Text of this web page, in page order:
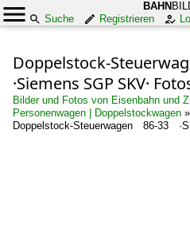
BAHN
Suche
Registrieren
Doppelstock-
·Siemens SGP SKV·
Bilder und Fotos von Eisenbahn und
Personenwagen | Doppelstockwagen »
Doppelstock-Steuerwagen 86-33